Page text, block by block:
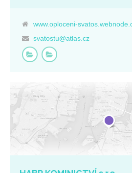
www.oploceni-
svatostu@atlas.cz